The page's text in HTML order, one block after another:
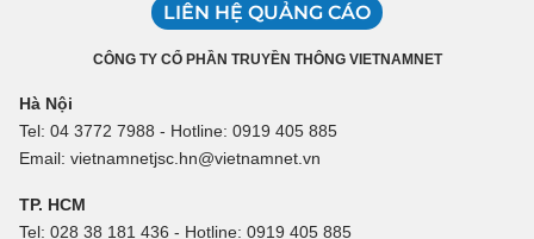
LIÊN HỆ QUẢNG CÁO
CÔNG TY CỔ PHẦN TRUYỀN THÔNG VIETNAMNET
Hà Nội
Tel: 04 3772 7988 - Hotline: 0919 405 885
Email: vietnamnetjsc.hn@vietnamnet.vn
TP. HCM
Tel: 028 38 181 436 - Hotline: 0919 405 885